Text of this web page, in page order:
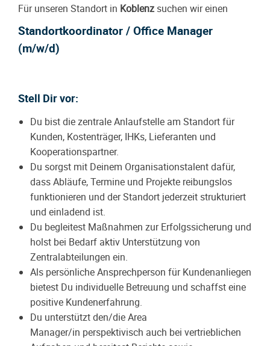
Für unseren Standort in Koblenz suchen wir einen
Standortkoordinator / Office Manager
(m/w/d)
Stell Dir vor:
Du bist die zentrale Anlaufstelle am Standort für
Kunden, Kostenträger, IHKs, Lieferanten und
Kooperationspartner.
Du sorgst mit Deinem Organisationstalent dafür,
dass Abläufe, Termine und Projekte reibungslos
funktionieren und der Standort jederzeit strukturiert
und einladend ist.
Du begleitest Maßnahmen zur Erfolgssicherung und
holst bei Bedarf aktiv Unterstützung von
Zentralabteilungen ein.
Als persönliche Ansprechperson für Kundenanliegen
bietest Du individuelle Betreuung und schaffst eine
positive Kundenerfahrung.
Du unterstützt den/die Area
Manager/in perspektivisch auch bei vertrieblichen